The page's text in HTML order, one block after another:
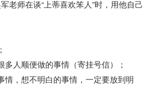
老师在谈“上蒂喜欢笨人”时，用他自己
多人顺便做的事情（寄挂号信）；
情，想不明白的事情，一定要放到明